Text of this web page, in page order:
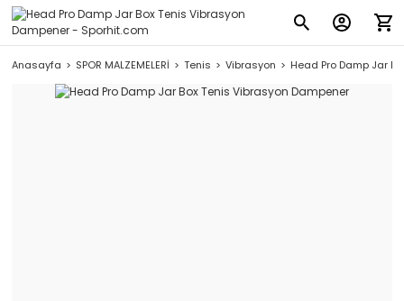
Anasayfa SPOR MALZEMELERİ Tenis Vibrasyon Head Pro Damp Jar